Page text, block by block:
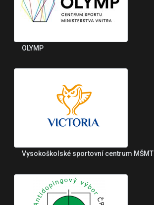
OLYMP
Vysokoškolské sportovní centrum MŠMT